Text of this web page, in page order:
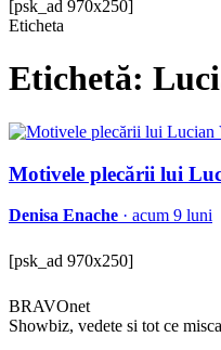
[psk_ad 970x250]
Eticheta
Etichetă:
Motivele plecării lui
Denisa Enache · acum 9 luni
[psk_ad 970x250]
BRAVOnet
Showbiz, vedete si tot ce